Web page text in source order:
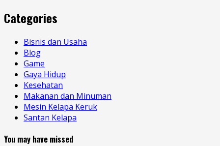
Categories
Bisnis dan Usaha
Blog
Game
Gaya Hidup
Kesehatan
Makanan dan Minuman
Mesin Kelapa Keruk
Santan Kelapa
You may have missed